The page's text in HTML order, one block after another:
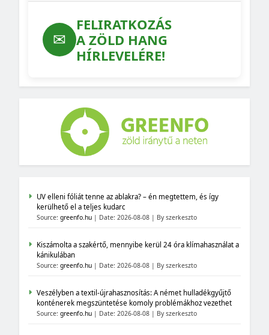
✉
FELIRATKOZÁS
A ZÖLD HANG
HÍRLEVELÉRE!
UV elleni fóliát tenne az ablakra? – én megtettem, és így
kerülhető el a teljes kudarc
Source: greenfo.hu Date: 2026-08-08 By szerkeszto
Kiszámolta a szakértő, mennyibe kerül 24 óra klímahasználat a
kánikulában
Source: greenfo.hu Date: 2026-08-08 By szerkeszto
Veszélyben a textil-újrahasznosítás: A német hulladékgyűjtő
konténerek megszüntetése komoly problémákhoz vezethet
Source: greenfo.hu Date: 2026-08-08 By szerkeszto